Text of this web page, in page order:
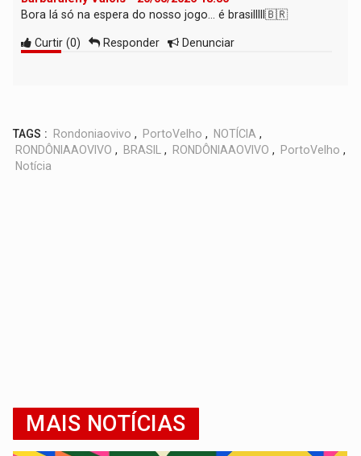
Bora lá só na espera do nosso jogo... é brasilllll🇧🇷
Curtir (0) Responder Denunciar
TAGS : Rondoniaovivo , PortoVelho , NOTÍCIA ,
RONDÔNIAAOVIVO , BRASIL , RONDÔNIAAOVIVO , PortoVelho ,
Notícia
MAIS NOTÍCIAS